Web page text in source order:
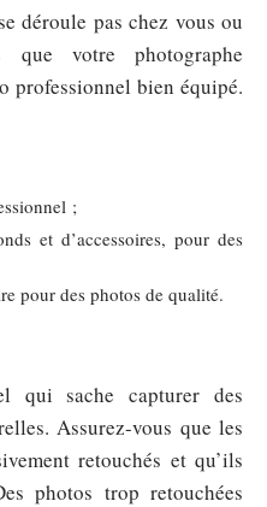
déroule pas chez vous ou
que votre photographe
professionnel bien équipé.
;
et d’accessoires, pour des
pour des photos de qualité.
qui sache capturer des
Assurez-vous que les
retouchés et qu’ils
photos trop retouchées